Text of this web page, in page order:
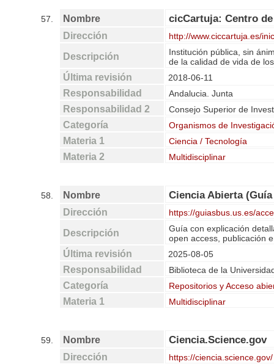
57. Nombre cicCartuja: Centro
Dirección http://www.ciccartuja.es/
Descripción
Institución pública, sin
de la calidad de vida de
Última revisión 2018-06-11
Responsabilidad Andalucia. Junta
Responsabilidad 2 Consejo Superior de
Categoría Organismos de
Materia 1 Ciencia / Tecnología
Materia 2 Multidisciplinar
58. Nombre Ciencia Abierta
Dirección https://guiasbus.us.es/
Descripción
Guía con explicación
open access, publicación
Última revisión 2025-08-05
Responsabilidad Biblioteca de la
Categoría Repositorios y Acceso
Materia 1 Multidisciplinar
59. Nombre Ciencia.Science.gov
Dirección https://ciencia.science.gov/